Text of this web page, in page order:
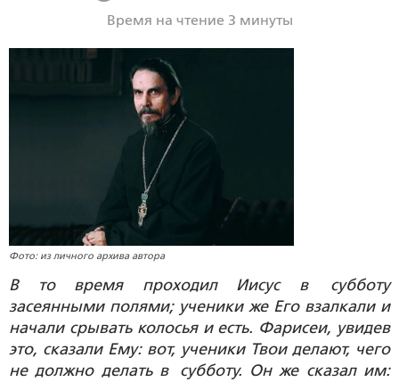
Время на чтение 3 минуты
Фото: из личного архива автора
В то время проходил Иисус в субботу
засеянными полями; ученики же Его взалкали и
начали срывать колосья и есть. Фарисеи, увидев
это, сказали Ему: вот, ученики Твои делают, чего
не должно делать в субботу. Он же сказал им: